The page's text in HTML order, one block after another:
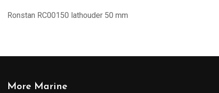
Ronstan RC00150 lathouder 50 mm
More Marine